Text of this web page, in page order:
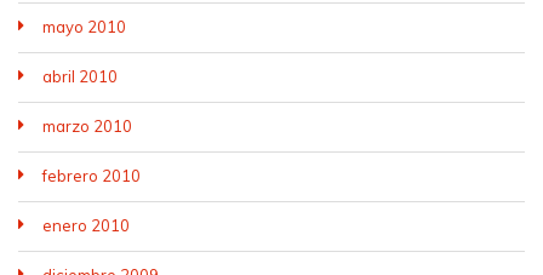
mayo 2010
abril 2010
marzo 2010
febrero 2010
enero 2010